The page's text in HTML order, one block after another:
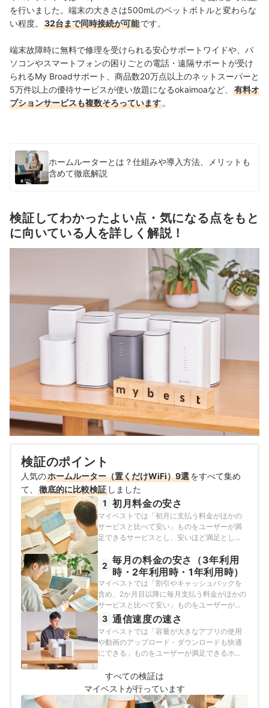
を行いました。 端末の大きさは500mLのペットボトルと変わらな
い程度。
32台まで同時接続が可能です。
端末故障時に無料で修理を受けられる安心サポートワイドや、パ
ソコンやスマートフォンの困りごとの電話・遠隔サポートが受け
られるMy Broadサポート
、商品数20万点以上のネットスーパーと
5万件以上の優待サービスが使い放題になるokaimoaなど、
有料オ
プションサービスも複数そろっています 。
ホームルーターとは？仕組みや導入方法、メリットも
含めて徹底解説
検証してわかったよい点・気になる点をもと
に向いている人を詳しく解説！
検証のポイント
人気のホームルーター（置くだけWiFi）9選をすべて集め
て、
徹底的に比較検証 しました
1 初月料金の安さ
マイベストでは「初月に支払う料金がほかの
サービスと比べて安い」ものをユーザーが満
足できるサービスとし、安いほど満足として
25日時点の情報をもとに検証を行っていま
す。キャンペーンは申し込み時期によって異
なります。今回の検証と同じキャンペーンが
適用されるとは限りません。
2 毎月の料金の安さ（3年利用
時・2年利用時・1年利用時）
マイベストでは「割引やキャッシュバックを
含め、2か月目以降に毎月支払う料金がほかの
サービスと比べて安い」ものをユーザーが満
足できるサービスとし、安いほど満足として
以下の方法で検証を行いました。なお、デフ
ォルトで表示される「おすすめ順」のランキ
ングは、3年間サービスを利用した場合の実質
料金で作成しています。2026年7月25日時点
の情報をもとに検証を行っています。キャン
ペーンは申し込み時期によって異なります。
今回の検証と同じキャンペーンが適用される
とは限りません。
3 通信速度の速さ
マイベストでは「容量が大きなアプリの使用
や動画のアップロード・ダウンロードも快適
にできる」ものをユーザーが満足できるホー
以上・上り速度30Mbps以上と定めて以下の
方法で検証を行いました。2026年7月25日時
点の情報をもとに検証を行っています。
すべての検証は
マイベストが行っています